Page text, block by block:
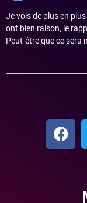
Je vois de plus en
ont bien raison, le
Peut-être que ce sera